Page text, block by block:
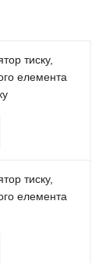
тиску,
елемента
тиску,
елемента